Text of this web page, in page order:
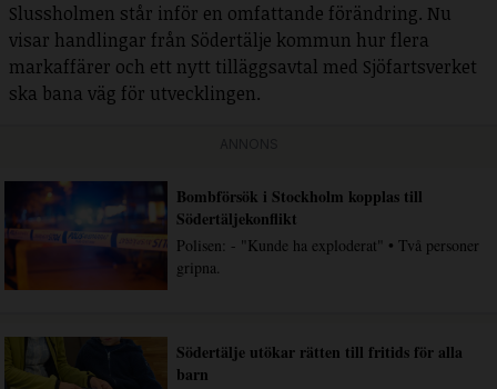
Slussholmen står inför en omfattande förändring. Nu
visar handlingar från Södertälje kommun hur flera
markaffärer och ett nytt tilläggsavtal med Sjöfartsverket
ska bana väg för utvecklingen.
Bombförsök i Stockholm kopplas till
Södertäljekonflikt
Polisen: - "Kunde ha exploderat" • Två personer
gripna.
Södertälje utökar rätten till fritids för alla
barn